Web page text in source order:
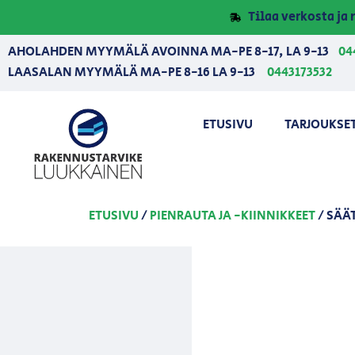
Tilaa verkosta ja
AHOLAHDEN MYYMÄLÄ AVOINNA MA-PE 8-17, LA 9-13
LAASALAN MYYMÄLÄ MA-PE 8-16 LA 9-13
0443173532
ETUSIVU
ETUSIVU/PIENRAUTA JA -KIINNIKKEET/